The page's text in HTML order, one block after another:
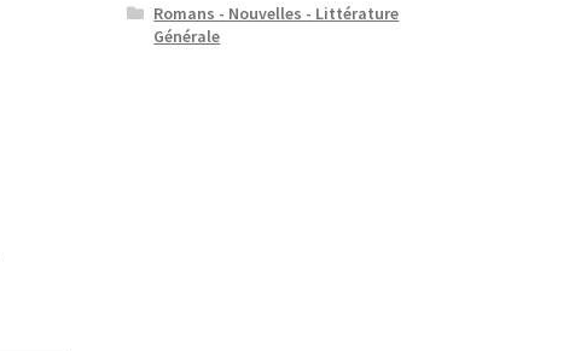
Romans - Nouvelles - Littérature
Générale